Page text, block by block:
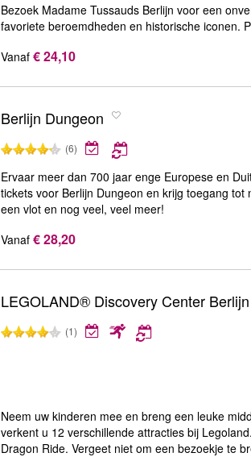
Bezoek Madame Tussauds Berlijn voor een
favoriete beroemdheden en historische iconen.
Vanaf € 24,10
Berlijn Dungeon
(6)
Ervaar meer dan 700 jaar enge Europese en
tickets voor Berlijn Dungeon en krijg toegang
een vlot en nog veel, veel meer!
Vanaf € 28,20
LEGOLAND® Discovery Center Berlijn
(1)
Neem uw kinderen mee en breng een leuke
verkent u 12 verschillende attracties bij
Dragon Ride. Vergeet niet om een bezoekje te